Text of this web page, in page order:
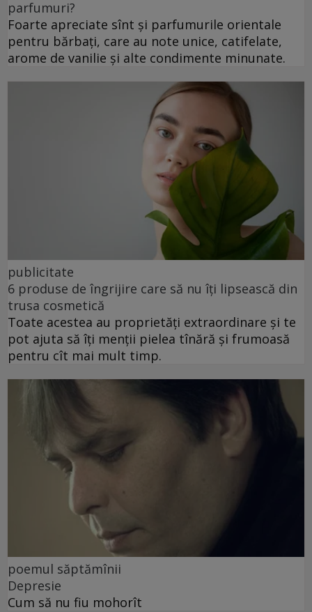
parfumuri?
Foarte apreciate sînt și parfumurile orientale
pentru bărbați, care au note unice, catifelate,
arome de vanilie și alte condimente minunate.
publicitate
6 produse de îngrijire care să nu îți lipsească din
trusa cosmetică
Toate acestea au proprietăți extraordinare și te
pot ajuta să îți menții pielea tînără și frumoasă
pentru cît mai mult timp.
poemul săptămînii
Depresie
Cum să nu fiu mohorît